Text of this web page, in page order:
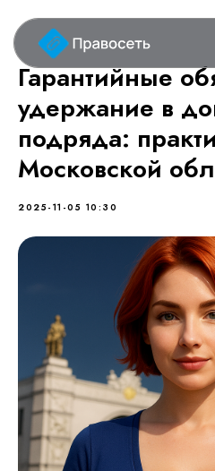
Гарантийные
удержание в
подряда:
Московской
2025-11-05 10:30